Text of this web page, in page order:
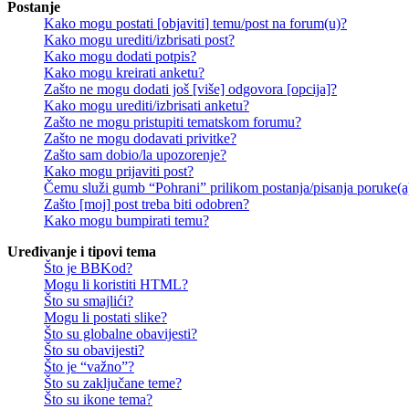
Postanje
Kako mogu postati [objaviti] temu/post na forum(u)?
Kako mogu urediti/izbrisati post?
Kako mogu dodati potpis?
Kako mogu kreirati anketu?
Zašto ne mogu dodati još [više] odgovora [opcija]?
Kako mogu urediti/izbrisati anketu?
Zašto ne mogu pristupiti tematskom forumu?
Zašto ne mogu dodavati privitke?
Zašto sam dobio/la upozorenje?
Kako mogu prijaviti post?
Čemu služi gumb “Pohrani” prilikom postanja/pisanja
Zašto [moj] post treba biti odobren?
Kako mogu bumpirati temu?
Uređivanje i tipovi tema
Što je BBKod?
Mogu li koristiti HTML?
Što su smajlići?
Mogu li postati slike?
Što su globalne obavijesti?
Što su obavijesti?
Što je “važno”?
Što su zaključane teme?
Što su ikone tema?